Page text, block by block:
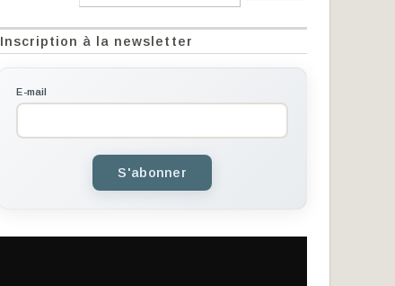
Inscription à la newsletter
E-mail
S'abonner